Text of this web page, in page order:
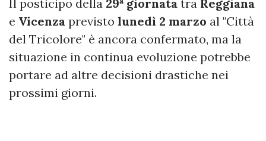
Il posticipo della 29ª giornata tra Reggiana
e Vicenza previsto lunedì 2 marzo al "Città
del Tricolore" è ancora confermato, ma la
situazione in continua evoluzione potrebbe
portare ad altre decisioni drastiche nei
prossimi giorni.